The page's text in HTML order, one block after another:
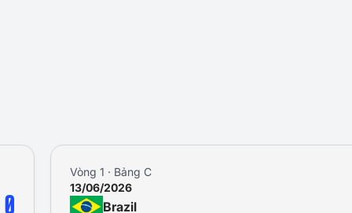
1
Vòng 2 · Bảng C
20/06/2026
Brazil